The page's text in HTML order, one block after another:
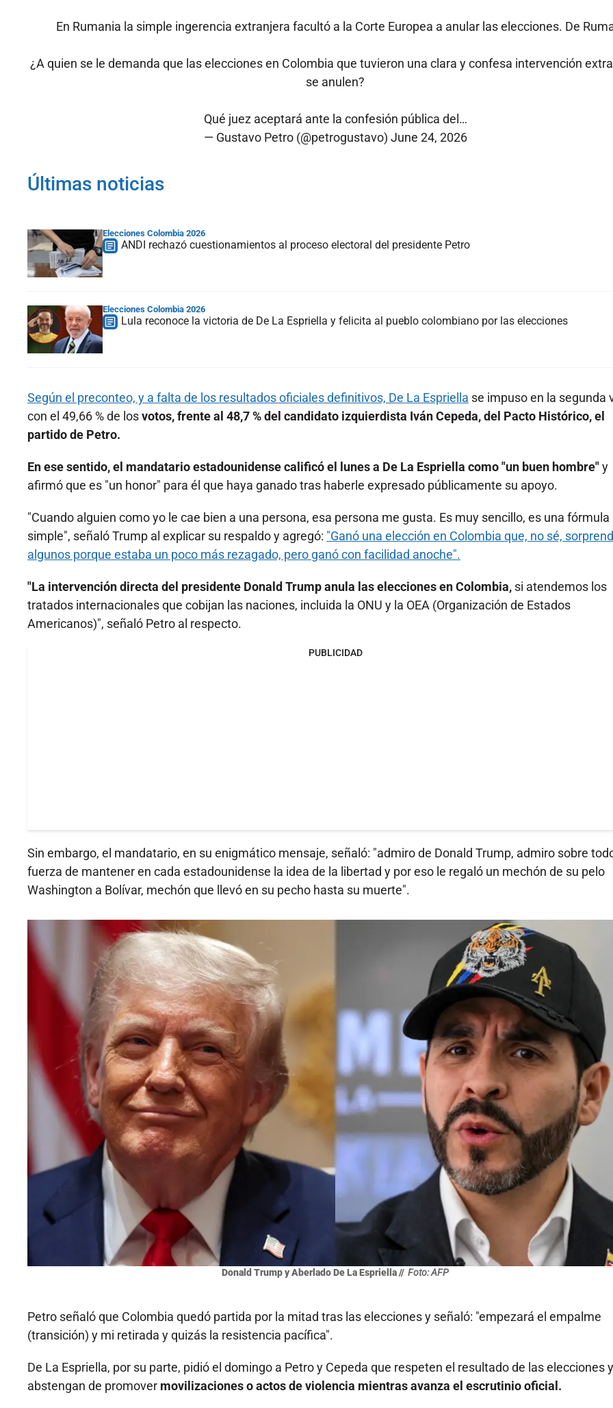
En Rumania la simple ingerencia extranjera facultó a la Corte Europea a anular las elecciones. De
¿A quien se le demanda que las elecciones en Colombia que tuvieron una clara y confesa intervención
se anulen?
Qué juez aceptará ante la confesión pública del…
— Gustavo Petro (@petrogustavo) June 24, 2026
Últimas noticias
Elecciones Colombia 2026
ANDI rechazó cuestionamientos al proceso electoral del presidente Petro
Elecciones Colombia 2026
Lula reconoce la victoria de De La Espriella y felicita al pueblo colombiano por las elecciones
Según el preconteo, y a falta de los resultados oficiales definitivos, De La Espriella se impuso en la segunda
con el 49,66 % de losvotos, frente al 48,7 % del candidato izquierdista Iván Cepeda, del Pacto Histórico, el
partido de Petro.
En ese sentido, el mandatario estadounidense calificó el lunes a De La Espriella como "un buen hombre"y
afirmó que es "un honor" para él que haya ganado tras haberle expresado públicamente su apoyo.
"Cuando alguien como yo le cae bien a una persona, esa persona me gusta. Es muy sencillo, es una fórmula
simple", señaló Trump al explicar su respaldo y agregó: "Ganó una elección en Colombia que, no sé,
algunos porque estaba un poco más rezagado, pero ganó con facilidad anoche".
"La intervención directa del presidente Donald Trump anula las elecciones en Colombia, si atendemos los
tratados internacionales que cobijan las naciones, incluida la ONU y la OEA (Organización de Estados
Americanos)", señaló Petro al respecto.
PUBLICIDAD
Sin embargo, el mandatario, en su enigmático mensaje, señaló: "admiro de Donald Trump, admiro sobre
fuerza de mantener en cada estadounidense la idea de la libertad y por eso le regaló un mechón de su pelo
Washington a Bolívar, mechón que llevó en su pecho hasta su muerte".
Donald Trump y Aberlado De La Espriella // Foto: AFP
Petro señaló que Colombia quedó partida por la mitad tras las elecciones y señaló: "empezará el empalme
(transición) y mi retirada y quizás la resistencia pacífica".
De La Espriella, por su parte, pidió el domingo a Petro y Cepeda que respeten el resultado de las elecciones
abstengan de promover movilizaciones o actos de violencia mientras avanza el escrutinio oficial.